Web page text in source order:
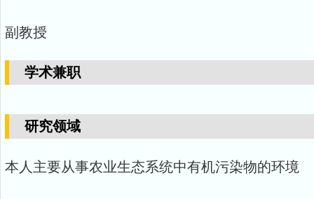
副教授
学术兼职
研究领域
本人主要从事农业生态系统中有机污染物的环境